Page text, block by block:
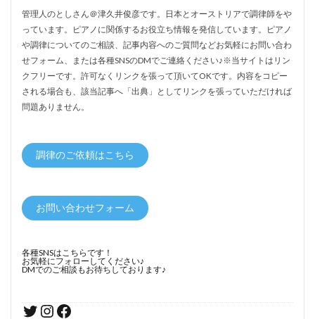
管理人のとしさん＠津久井俊彦です。日本とオーストリアで調律師をや
っています。ピアノに関係するお役立ち情報を発信しています。ピアノ
や調律についてのご相談、記事内容へのご質問などお気軽にお問い合わ
せフォーム、または各種SNSのDMでご連絡ください♪※当サイトはリン
クフリーです。許可なくリンクを張って頂いてOKです。内容をコピー
される場合も、該当記事へ「出典」としてリンクを張っていただければ
問題ありません。
調律のご依頼はこちら
お問い合わせフォーム
各種SNSはこちらです！
お気軽にフォローしてください♪
DMでのご相談もお待ちしております♪